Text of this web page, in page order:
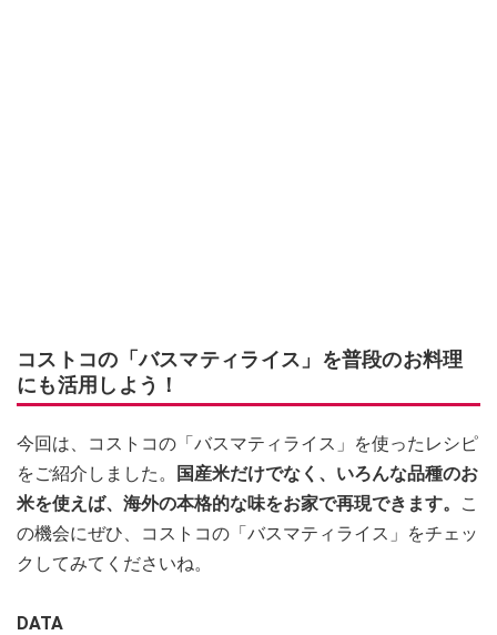
コストコの「バスマティライス」を普段のお料理
にも活用しよう！
今回は、コストコの「バスマティライス」を使ったレシピ
をご紹介しました。
国産米だけでなく、いろんな品種のお
米を使えば、海外の本格的な味をお家で再現できます。
こ
の機会にぜひ、コストコの「バスマティライス」をチェッ
クしてみてくださいね。
DATA